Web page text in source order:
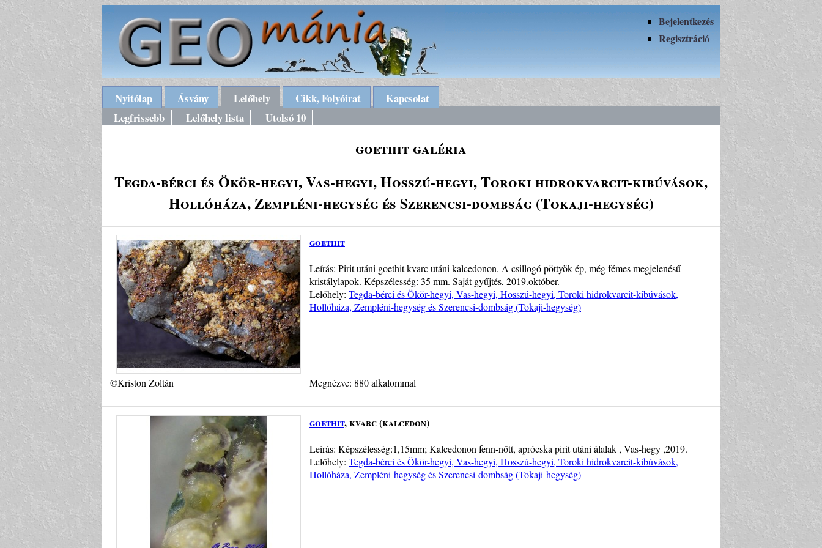
Bejelentkezés
Regisztráció
Nyitólap Ásvány Lelőhely Cikk, Folyóirat
Kapcsolat
Legfrissebb
Lelőhely lista Utolsó 10
goethit galéria
Tegda-bérci és Ökör-hegyi, Vas-hegyi, Hosszú-hegyi, Toroki hidrokvarcit-kibúvások,
Hollóháza, Zempléni-hegység és Szerencsi-dombság (Tokaji-hegység)
goethit
Leírás: Pirit utáni goethit kvarc utáni kalcedonon. A csillogó pöttyök ép, még fémes megjelenésű
kristálylapok. Képszélesség: 35 mm. Saját gyűjtés, 2019.október.
Lelőhely: Tegda-bérci és Ökör-hegyi, Vas-hegyi, Hosszú-hegyi, Toroki hidrokvarcit-kibúvások,
Hollóháza, Zempléni-hegység és Szerencsi-dombság (Tokaji-hegység)
©Kriston Zoltán Megnézve: 880 alkalommal
goethit, kvarc (kalcedon)
Leírás: Képszélesség:1,15mm; Kalcedonon fenn-nőtt, aprócska pirit utáni álalak , Vas-hegy ,2019.
Lelőhely: Tegda-bérci és Ökör-hegyi, Vas-hegyi, Hosszú-hegyi, Toroki hidrokvarcit-kibúvások,
Hollóháza, Zempléni-hegység és Szerencsi-dombság (Tokaji-hegység)